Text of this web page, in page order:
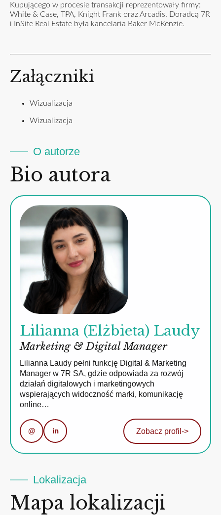
Kupującego w procesie transakcji reprezentowały firmy:
White & Case, TPA, Knight Frank oraz Arcadis. Doradcą 7R
i InSite Real Estate była kancelaria Baker McKenzie.
Załączniki
Wizualizacja
Wizualizacja
O autorze
Bio autora
Lilianna (Elżbieta) Laudy
Marketing & Digital Manager
Lilianna Laudy pełni funkcję Digital & Marketing
Manager w 7R SA, gdzie odpowiada za rozwój
działań digitalowych i marketingowych
wspierających widoczność marki, komunikację
online…
@ in Zobacz profil ->
Lokalizacja
Mapa lokalizacji